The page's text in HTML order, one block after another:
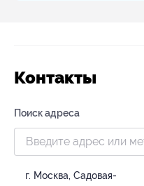
Контакты
Поиск адреса
г. Москва, Садовая-